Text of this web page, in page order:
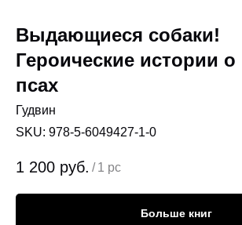
Выдающиеся собаки!
Героические истории
псах
Гудвин
SKU: 978-5-6049427-1-0
1 200 руб. / 1 pc
Больше книг